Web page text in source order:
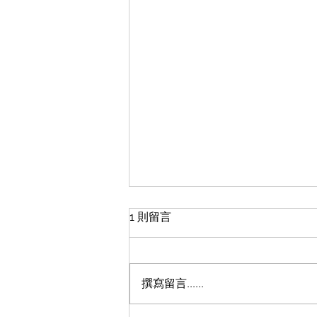
輕磚的施工方法
office裝修輕磚的施工方法 1、施
正常施工前，首先要對所需施工場
地的表面進行基礎處理，這樣才能
1 則留言
撰寫留言......